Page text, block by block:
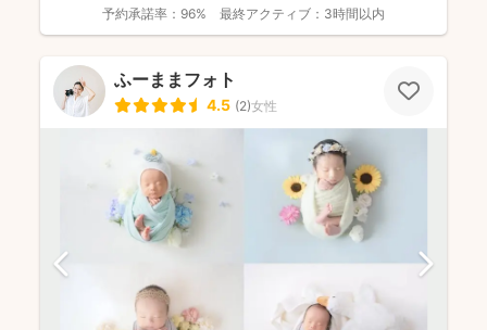
予約承諾率： 96% 最終アクティブ： 3時間以内
ふーままフォト
4.5 (2)女性